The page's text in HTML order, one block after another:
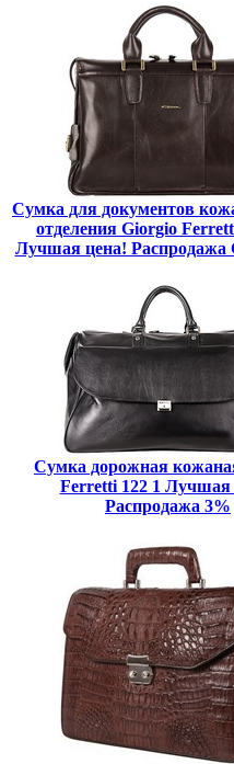
Сумка для документов
отделения Giorgio
Лучшая цена! Распродажа
Сумка дорожная
Ferretti 122 1 Лучшая
Распродажа 3%